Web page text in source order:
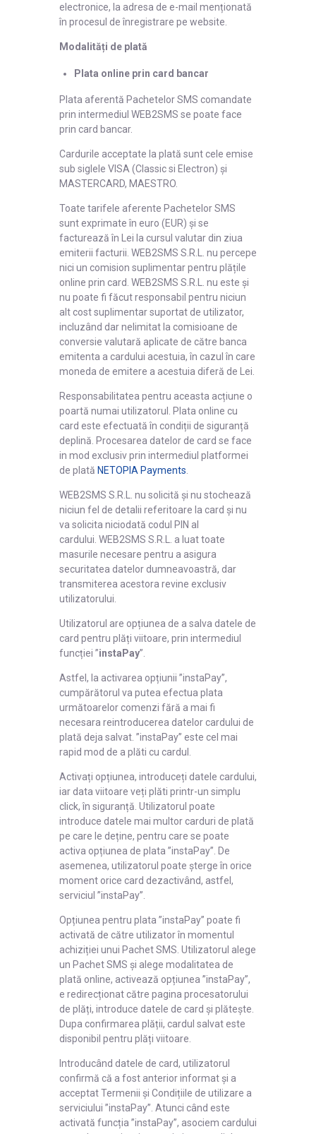
electronice, la adresa de e-mail menționată
în procesul de înregistrare pe website.
Modalități de plată
Plata online prin card bancar
Plata aferentă Pachetelor SMS comandate
prin intermediul WEB2SMS se poate face
prin card bancar.
Cardurile acceptate la plată sunt cele emise
sub siglele VISA (Classic si Electron) și
MASTERCARD, MAESTRO.
Toate tarifele aferente Pachetelor SMS
sunt exprimate în euro (EUR) și se
facturează în Lei la cursul valutar din ziua
emiterii facturii. WEB2SMS S.R.L. nu percepe
nici un comision suplimentar pentru plățile
online prin card. WEB2SMS S.R.L. nu este și
nu poate fi făcut responsabil pentru niciun
alt cost suplimentar suportat de utilizator,
incluzând dar nelimitat la comisioane de
conversie valutară aplicate de către banca
emitenta a cardului acestuia, în cazul în care
moneda de emitere a acestuia diferă de Lei.
Responsabilitatea pentru aceasta acțiune o
poartă numai utilizatorul. Plata online cu
card este efectuată în condiții de siguranță
deplină. Procesarea datelor de card se face
in mod exclusiv prin intermediul platformei
de plată NETOPIA Payments
WEB2SMS S.R.L. nu solicită și nu stochează
niciun fel de detalii referitoare la card și nu
va solicita niciodată codul PIN al
cardului. WEB2SMS S.R.L. a luat toate
masurile necesare pentru a asigura
securitatea datelor dumneavoastră, dar
transmiterea acestora revine exclusiv
utilizatorului.
Utilizatorul are opțiunea de a salva datele de
card pentru plăți viitoare, prin intermediul
funcției ”instaPay”.
Astfel, la activarea opțiunii ”instaPay”,
cumpărătorul va putea efectua plata
următoarelor comenzi fără a mai fi
necesara reintroducerea datelor cardului de
plată deja salvat. ”instaPay” este cel mai
rapid mod de a plăti cu cardul.
Activați opțiunea, introduceți datele cardului,
iar data viitoare veți plăti printr-un simplu
click, în siguranță. Utilizatorul poate
introduce datele mai multor carduri de plată
pe care le deține, pentru care se poate
activa opțiunea de plata ”instaPay”. De
asemenea, utilizatorul poate șterge în orice
moment orice card dezactivând, astfel,
serviciul ”instaPay”.
Opțiunea pentru plata ”instaPay” poate fi
activată de către utilizator în momentul
achiziției unui Pachet SMS. Utilizatorul alege
un Pachet SMS și alege modalitatea de
plată online, activează opțiunea ”instaPay”,
e redirecționat către pagina procesatorului
de plăți, introduce datele de card și plătește.
Dupa confirmarea plății, cardul salvat este
disponibil pentru plăți viitoare.
Introducând datele de card, utilizatorul
confirmă că a fost anterior informat și a
acceptat Termenii și Condițiile de utilizare a
serviciului ”instaPay”. Atunci când este
activată funcția ”instaPay”, asociem cardului